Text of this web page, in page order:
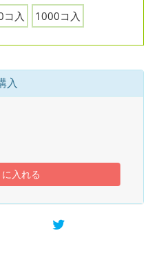
コ入 1000コ入
入
入れる